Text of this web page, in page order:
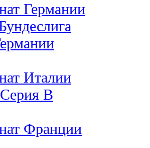
Германии
Италии
B
Франции